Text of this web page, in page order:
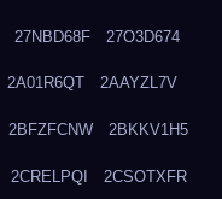
27NBD68F 27O3D674
2A01R6QT 2AAYZL7V
2BFZFCNW 2BKKV1H5
2CRELPQI 2CSOTXFR